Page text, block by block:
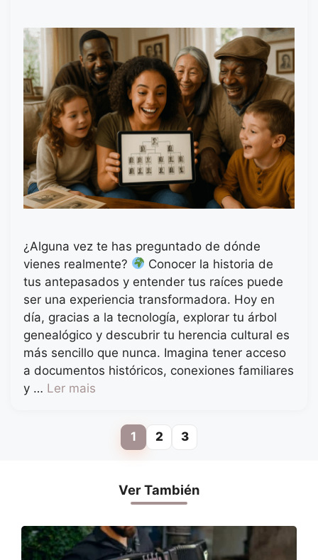
¿Alguna vez te has preguntado de dónde
vienes realmente?
Conocer la historia de
tus antepasados y entender tus raíces puede
ser una experiencia transformadora. Hoy en
día, gracias a la tecnología, explorar tu árbol
genealógico y descubrir tu herencia cultural es
más sencillo que nunca. Imagina tener acceso
a documentos históricos, conexiones familiares
y … Ler mais
Page
1 Page
2 Page
3
Ver También